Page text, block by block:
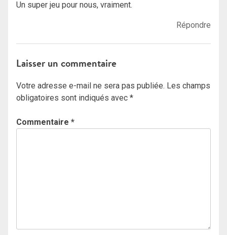
Un super jeu pour nous, vraiment.
Répondre
Laisser un commentaire
Votre adresse e-mail ne sera pas publiée. Les champs
obligatoires sont indiqués avec *
Commentaire *